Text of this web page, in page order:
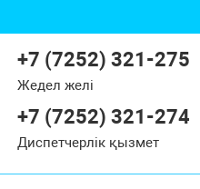
+7 (7252) 321-275
Жедел желі
+7 (7252) 321-274
Диспетчерлік қызмет